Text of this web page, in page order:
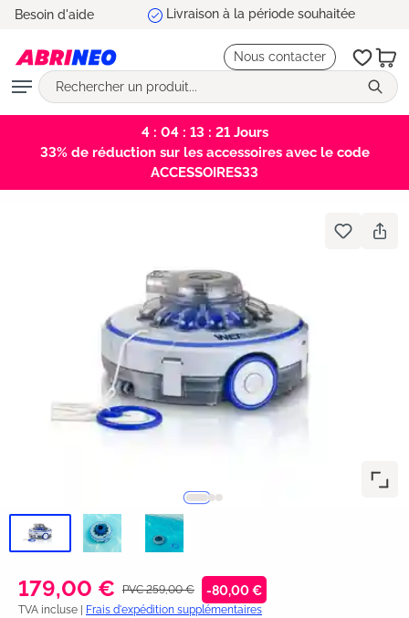
principal
Besoin d'aide
Nous contacter
4 : 04 : 13 : 21Jours
33% de réduction sur les accessoires avec le code
ACCESSOIRES33
179,00 € PVC 259,00 € -80,00 €
TVA incluse | Frais d'expédition supplémentaires